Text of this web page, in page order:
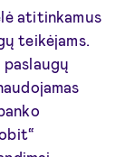
atitinkamus
teikėjams.